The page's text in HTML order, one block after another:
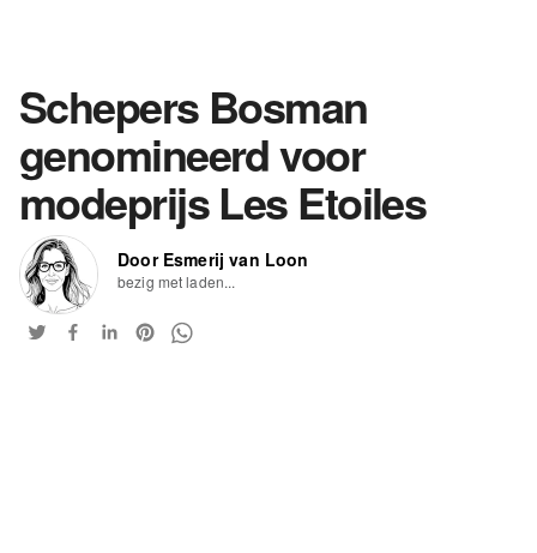
Schepers Bosman
genomineerd voor
modeprijs Les Etoiles
Door Esmerij van Loon
bezig met laden...